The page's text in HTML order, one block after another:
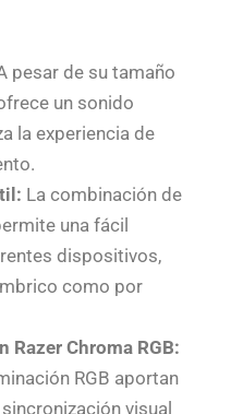
pesar de su tamaño
un sonido
la experiencia de
La combinación de
una fácil
dispositivos,
como por
Razer Chroma RGB:
RGB aportan
visual